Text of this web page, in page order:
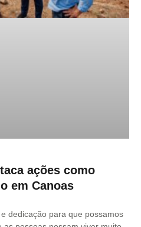
ações como
em Canoas
dedicação para que possamos